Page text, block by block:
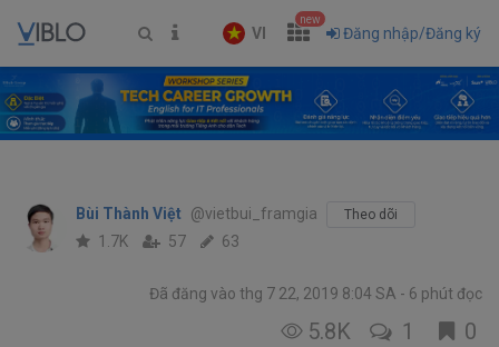
VI
new
Đăng nhập/Đăng ký
Bùi Thành Việt @vietbui_framgia Theo dõi
1.7K 57 63
Đã đăng vào thg 7 22, 2019 8:04 SA 6 phút đọc
5.8K 1 0